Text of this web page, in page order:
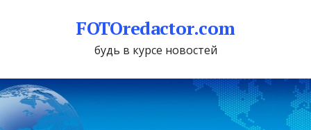
FOTOredactor.com
будь в курсе новостей